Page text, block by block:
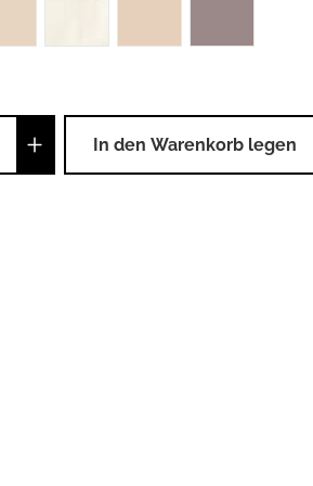
Anzahl: Gib den
In den Warenkorb legen